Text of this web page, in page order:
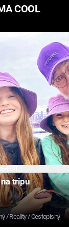
COOL
tripu
/ Reality / Cestopisný